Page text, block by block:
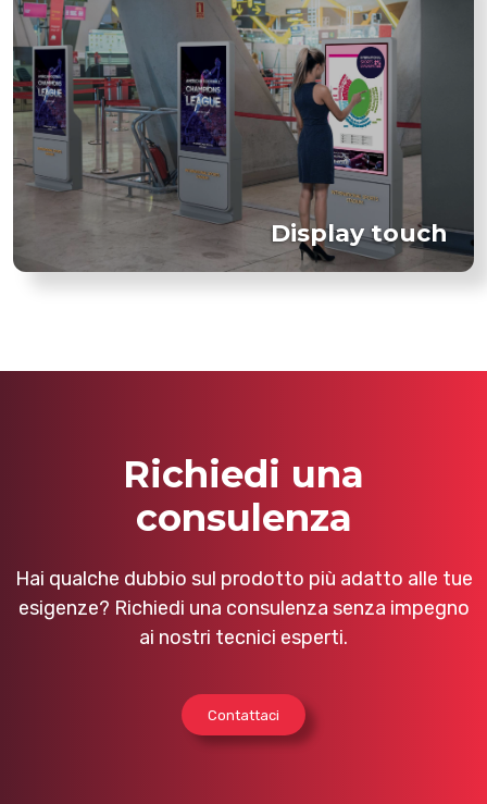
Display touch
Richiedi una
consulenza
Hai qualche dubbio sul prodotto più adatto alle tue
esigenze? Richiedi una consulenza senza impegno
ai nostri tecnici esperti.
Contattaci